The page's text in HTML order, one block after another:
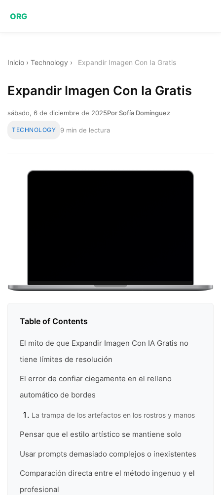
ORG
Inicio › Technology › Expandir Imagen Con Ia Gratis
Expandir Imagen Con Ia Gratis
sábado, 6 de diciembre de 2025Por Sofía Domínguez
TECHNOLOGY 9 min de lectura
Table of Contents
El mito de que Expandir Imagen Con IA Gratis no
tiene límites de resolución
El error de confiar ciegamente en el relleno
automático de bordes
La trampa de los artefactos en los rostros y manos
Pensar que el estilo artístico se mantiene solo
Usar prompts demasiado complejos o inexistentes
Comparación directa entre el método ingenuo y el
profesional